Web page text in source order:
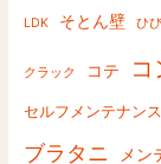
LDK そとん壁 ひ
クラック コテ コ
セルフメンテナンス
ブラタニ メン